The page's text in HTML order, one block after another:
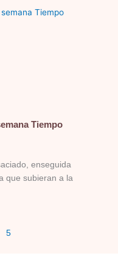
Tiempo
enseguida
que subieran a la
5